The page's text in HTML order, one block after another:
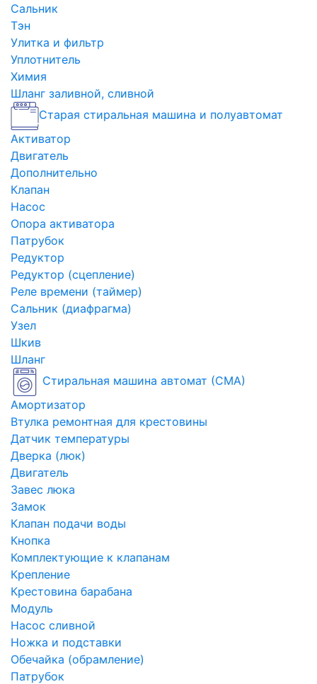
Сальник
Тэн
Улитка и фильтр
Уплотнитель
Химия
Шланг заливной, сливной
Старая стиральная машина и полуавтомат
Активатор
Двигатель
Дополнительно
Клапан
Насос
Опора активатора
Патрубок
Редуктор
Редуктор (сцепление)
Реле времени (таймер)
Сальник (диафрагма)
Узел
Шкив
Шланг
Стиральная машина автомат (СМА)
Амортизатор
Втулка ремонтная для крестовины
Датчик температуры
Дверка (люк)
Двигатель
Завес люка
Замок
Клапан подачи воды
Кнопка
Комплектующие к клапанам
Крепление
Крестовина барабана
Модуль
Насос сливной
Ножка и подставки
Обечайка (обрамление)
Патрубок